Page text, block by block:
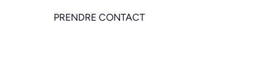
PRENDRE CONTACT